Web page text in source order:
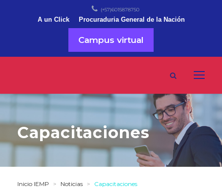
(+57)6015878750
A un Click Procuraduria General de la Nación
Campus virtual
Capacitaciones
Inicio IEMP > Noticias > Capacitaciones